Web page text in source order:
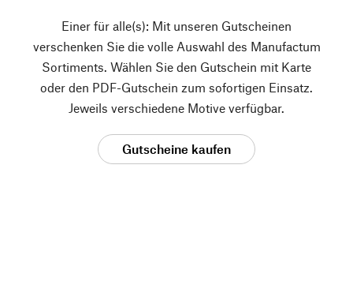
Einer für alle(s): Mit unseren Gutscheinen
verschenken Sie die volle Auswahl des Manufactum
Sortiments. Wählen Sie den Gutschein mit Karte
oder den PDF-Gutschein zum sofortigen Einsatz.
Jeweils verschiedene Motive verfügbar.
Gutscheine kaufen